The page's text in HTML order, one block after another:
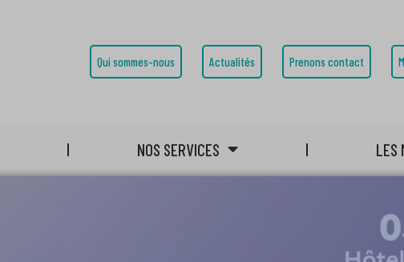
Qui sommes-nous Actualités Prenons contact
NOS SERVICES LES